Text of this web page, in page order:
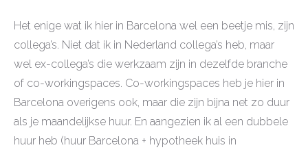
Het enige wat ik hier in Barcelona wel een beetje mis, zijn
collega’s. Niet dat ik in Nederland collega’s heb, maar
wel ex-collega’s die werkzaam zijn in dezelfde branche
of co-workingspaces. Co-workingspaces heb je hier in
Barcelona overigens ook, maar die zijn bijna net zo duur
als je maandelijkse huur. En aangezien ik al een dubbele
huur heb (huur Barcelona + hypotheek huis in